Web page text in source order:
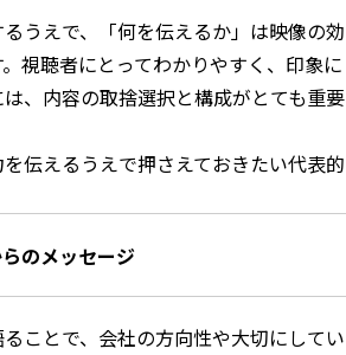
うえで、「何を伝えるか」は映像の効
視聴者にとってわかりやすく、印象に
、内容の取捨選択と構成がとても重要
伝えるうえで押さえておきたい代表的
のメッセージ
ことで、会社の方向性や大切にしてい